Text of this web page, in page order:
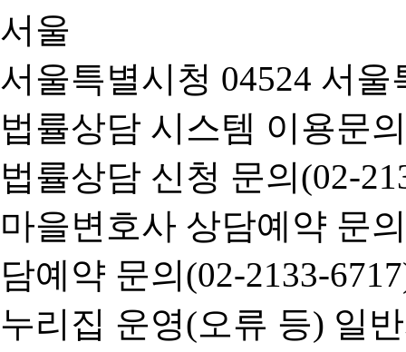
서울특별시청 04524 서
법률상담 시스템 이용문
법률상담 신청 문의(02-
마을변호사 상담예약 문
담예약 문의(02-2133-
누리집 운영(오류 등) 일